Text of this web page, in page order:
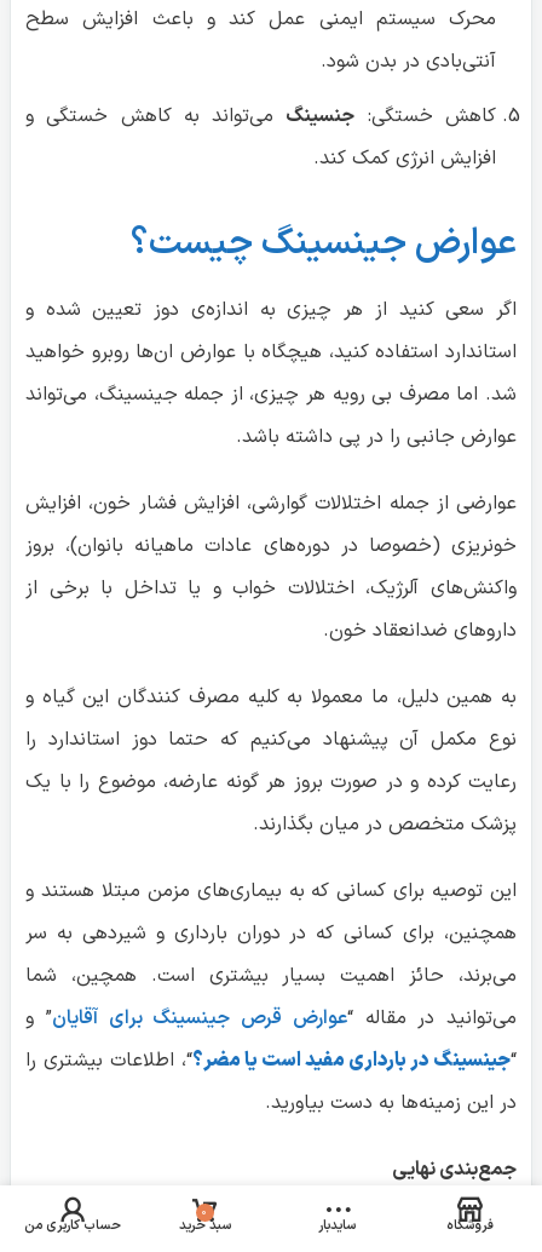
محرک سیستم ایمنی عمل کند و باعث افزایش سطح
آنتی‌بادی در بدن شود.
کاهش خستگی: جنسینگ می‌تواند به کاهش خستگی و
افزایش انرژی کمک کند.
عوارض جینسینگ چیست؟
اگر سعی کنید از هر چیزی به اندازه‌ی دوز تعیین شده و
استاندارد استفاده کنید، هیچگاه با عوارض ان‌ها روبرو خواهید
شد. اما مصرف بی رویه هر چیزی، از جمله جینسینگ، می‌تواند
عوارض جانبی را در پی داشته باشد.
عوارضی از جمله اختلالات گوارشی، افزایش فشار خون، افزایش
خونریزی (خصوصا در دوره‌های عادات ماهیانه بانوان)، بروز
واکنش‌های آلرژیک، اختلالات خواب و یا تداخل با برخی از
داروهای ضدانعقاد خون.
به همین دلیل، ما معمولا به کلیه مصرف کنندگان این گیاه و
نوع مکمل آن پیشنهاد می‌کنیم که حتما دوز استاندارد را
رعایت کرده و در صورت بروز هر گونه عارضه، موضوع را با یک
پزشک متخصص در میان بگذارند.
این توصیه برای کسانی که به بیماری‌های مزمن مبتلا هستند و
همچنین، برای کسانی که در دوران بارداری و شیردهی به سر
می‌برند، حائز اهمیت بسیار بیشتری است. همچین، شما
می‌توانید در مقاله “عوارض قرص جینسینگ برای آقایان” و
“جینسینگ در بارداری مفید است یا مضر؟“، اطلاعات بیشتری را
در این زمینه‌ها به دست بیاورید.
جمع‌بندی نهایی
ما در این مقاله به این موضوع که جینسینگ چیست و چه
فروشگاه سایدبار
0
سبد خرید حساب کاربری من